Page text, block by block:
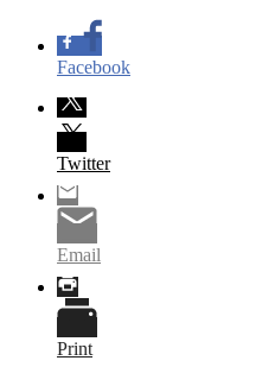
Facebook
Twitter
Email
Print